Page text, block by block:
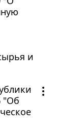
и
"Об